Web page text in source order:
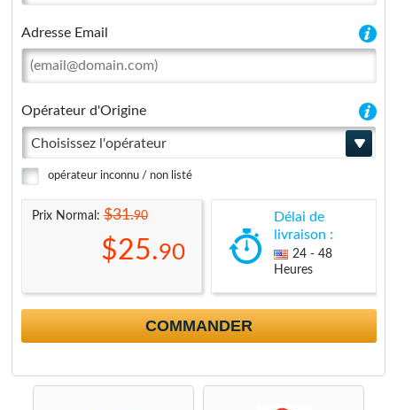
Adresse Email
Opérateur d'Origine
Choisissez l'opérateur
opérateur inconnu / non listé
Prix Normal:$31.90
$25.90
Délai de
livraison :
24 - 48
Heures
COMMANDER